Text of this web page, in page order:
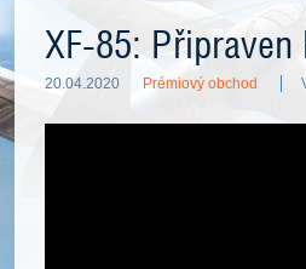
XF-85:
20.04.2020 Prémiový obchod